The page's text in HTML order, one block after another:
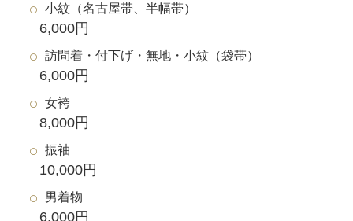
小紋（名古屋帯、半幅帯）
6,000円
訪問着・付下げ・無地・小紋（袋帯）
6,000円
女袴
8,000円
振袖
10,000円
男着物
6,000円